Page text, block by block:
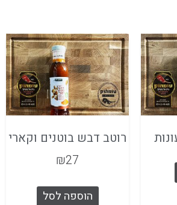
רוטב דבש בוטנים וקארי
₪27
הוספה לסל